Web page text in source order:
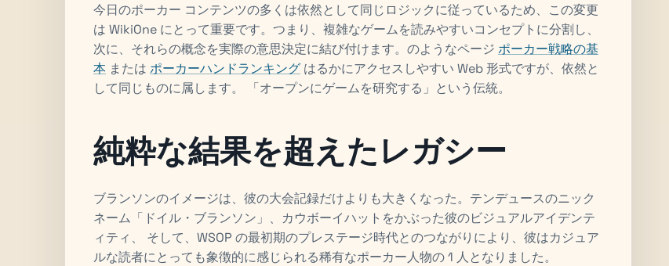
今日のポーカー コンテンツの多くは依然として同じロジックに従っているため、この変更
は WikiOne にとって重要です。つまり、複雑なゲームを読みやすいコンセプトに分割し、
次に、それらの概念を実際の意思決定に結び付けます。のようなページ ポーカー戦略の基
本 または ポーカーハンドランキング はるかにアクセスしやすい Web 形式ですが、依然と
して同じものに属します。 「オープンにゲームを研究する」という伝統。
純粋な結果を超えたレガシー
ブランソンのイメージは、彼の大会記録だけよりも大きくなった。テンデュースのニック
ネーム「ドイル・ブランソン」、カウボーイハットをかぶった彼のビジュアルアイデンテ
ィティ、 そして、WSOP の最初期のプレステージ時代とのつながりにより、彼はカジュア
ルな読者にとっても象徴的に感じられる稀有なポーカー人物の 1 人となりました。